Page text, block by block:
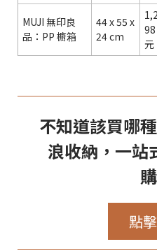
MUJI 無印良
品：PP 櫥箱
44 x 55 x
24 cm
1,2
98
元
不知道該買哪
浪收納，一站
點